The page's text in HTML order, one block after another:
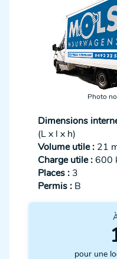
Photo
Dimensions
(L x l x h)
Volume utile : 21
Charge utile :600
Places : 3
Permis : B
pour une